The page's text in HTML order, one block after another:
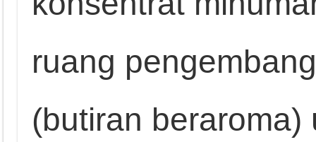
ruang
(butiran